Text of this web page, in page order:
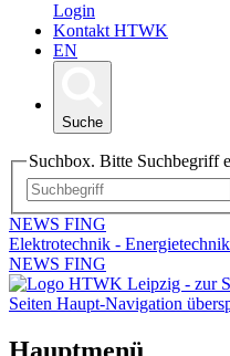
Login
Kontakt HTWK
EN
Suche
Suchbox. Bitte Suchbegriff
NEWS FING
Elektrotechnik -
NEWS FING
Seiten Haupt-Navigation
Hauptmenü